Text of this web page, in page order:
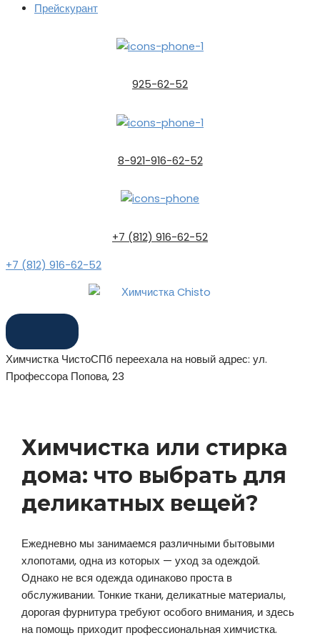
Прейскурант
925-62-52
8-921-916-62-52
+7 (812) 916-62-52
+7 (812) 916-62-52
Химчистка ЧистоСПб переехала на новый адрес: ул.
Профессора Попова, 23
Химчистка или стирка
дома: что выбрать для
деликатных вещей?
Ежедневно мы занимаемся различными бытовыми
хлопотами, одна из которых — уход за одеждой.
Однако не вся одежда одинаково проста в
обслуживании. Тонкие ткани, деликатные материалы,
дорогая фурнитура требуют особого внимания, и здесь
на помощь приходит профессиональная химчистка.